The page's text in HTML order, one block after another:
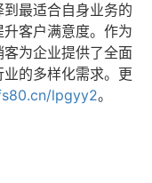
最适合自身业务的
客户满意度。作为
为企业提供了全面
的多样化需求。更
lpgyy2。